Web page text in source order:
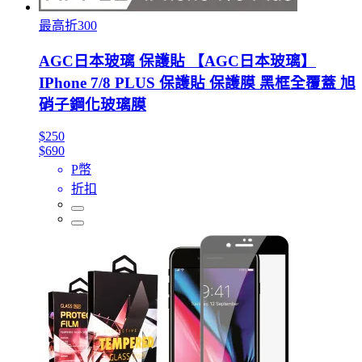
最高折300
AGC日本玻璃 保護貼 【AGC日本玻璃】
IPhone 7/8 PLUS 保護貼 保護膜 黑框全覆蓋 旭
硝子鋼化玻璃膜
$250
$690
P幣
折扣